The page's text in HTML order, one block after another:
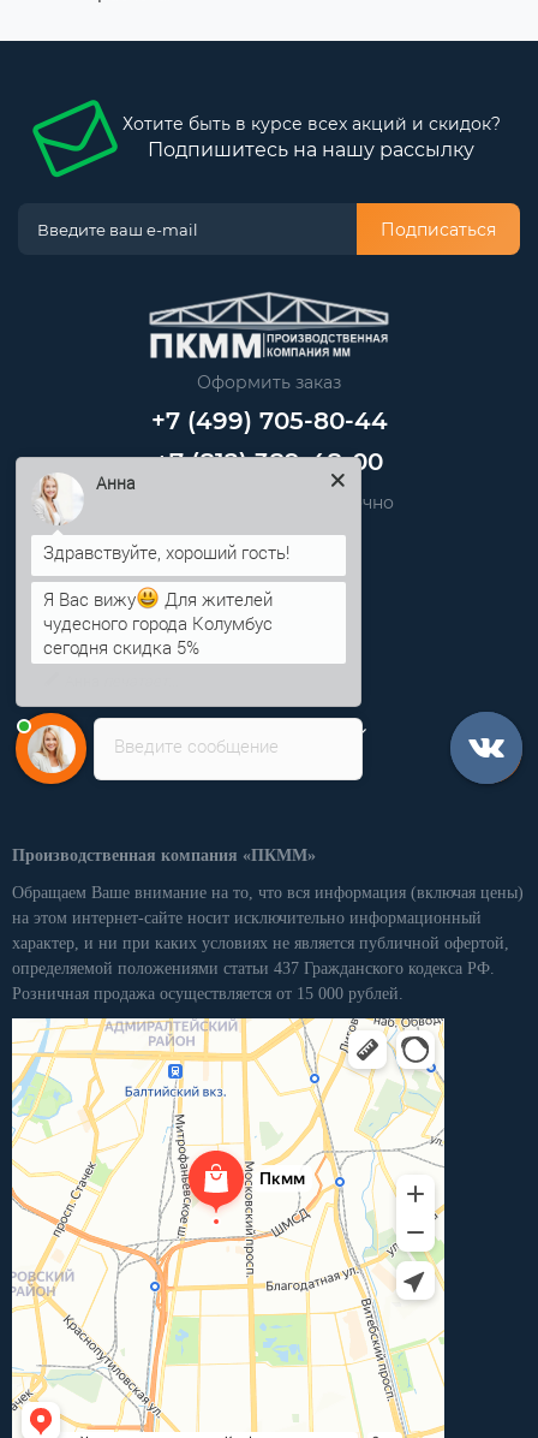
Хотите быть в курсе всех акций и скидок?
Подпишитесь на нашу рассылку
Подписаться
Оформить заказ
+7 (499) 705-80-44
+7 (812) 389-48-00
Звоните нам круглосуточно
info@pkmm.ru
Информация
Производственная компания «ПКММ»
Обращаем Ваше внимание на то, что вся информация (включая цены)
на этом интернет-сайте носит исключительно информационный
характер, и ни при каких условиях не является публичной офертой,
определяемой положениями статьи 437 Гражданского кодекса РФ.
Розничная продажа осуществляется от 15 000 рублей.
Введите сообщение
Здравствуйте, хороший гость!
Я Вас вижу
Для жителей
чудесного города Колумбус
сегодня скидка 5%